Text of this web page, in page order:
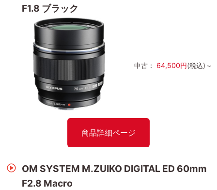
F1.8 ブラック
中古： 64,500円(税込)～
商品詳細ページ
OM SYSTEM M.ZUIKO DIGITAL ED 60mm
F2.8 Macro